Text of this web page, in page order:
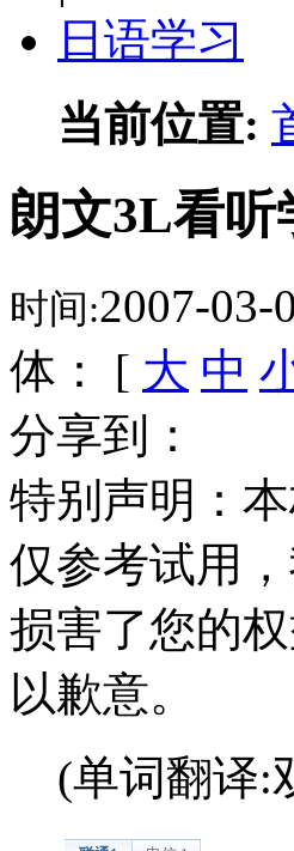
日语学习
当前位置:
朗文3L看听
时间:2007-03-
体： [ 大 中
分享到：
特别声明：
仅参考试用
损害了您的
以歉意。
(单词翻译: